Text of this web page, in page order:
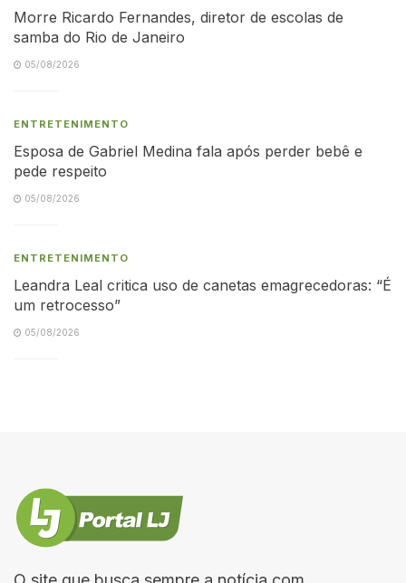
Morre Ricardo Fernandes, diretor de escolas de
samba do Rio de Janeiro
05/08/2026
ENTRETENIMENTO
Esposa de Gabriel Medina fala após perder bebê e
pede respeito
05/08/2026
ENTRETENIMENTO
Leandra Leal critica uso de canetas emagrecedoras: “É
um retrocesso”
05/08/2026